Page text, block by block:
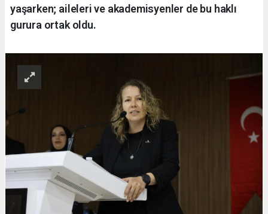
yaşarken; aileleri ve akademisyenler de bu haklı
gurura ortak oldu.